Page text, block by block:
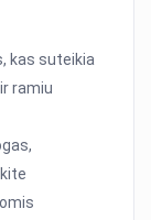
kas suteikia
ramiu